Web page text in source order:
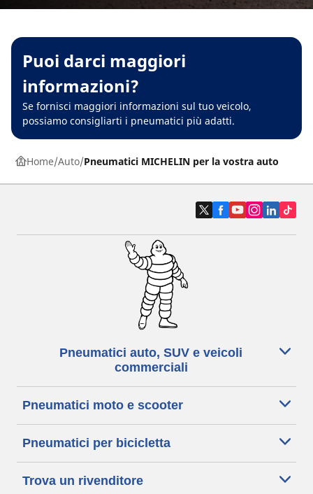
Puoi darci maggiori
informazioni?
Se fornisci maggiori informazioni sul tuo veicolo,
possiamo consigliarti i pneumatici più adatti.
Home Auto Pneumatici MICHELIN per la vostra auto
Pneumatici auto, SUV e veicoli
commerciali
Pneumatici moto e scooter
Pneumatici per bicicletta
Trova un rivenditore